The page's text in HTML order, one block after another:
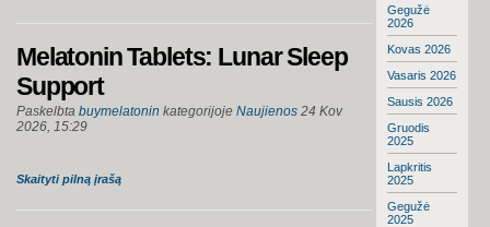
Gegužė
2026
Kovas 2026
Vasaris 2026
Sausis 2026
Gruodis
2025
Lapkritis
2025
Gegužė
2025
Melatonin Tablets: Lunar Sleep
Support
Paskelbta buymelatonin kategorijoje Naujienos 24 Kov
2026, 15:29
Skaityti pilną įrašą